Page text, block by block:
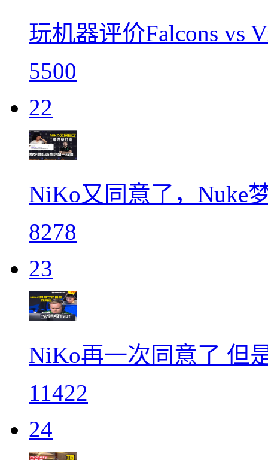
玩机器评价Falcons vs
5500
22
NiKo又同意了，Nuke
8278
23
NiKo再一次同意了 但
11422
24